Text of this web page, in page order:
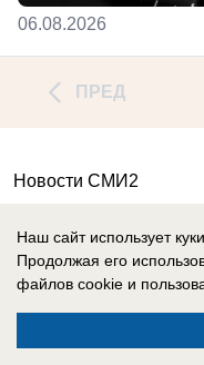
06.08.2026
ПРЕД
Новости СМИ2
Реклама на
Контакты
Наш сайт использует куки.
Продолжая его
файлов cookie и